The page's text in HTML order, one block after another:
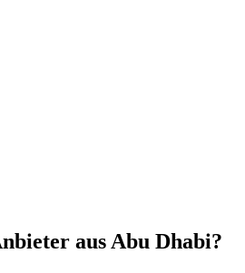
aus Abu Dhabi?